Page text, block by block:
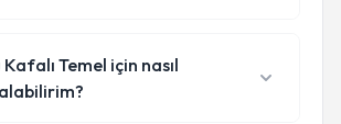
Temel için nasıl